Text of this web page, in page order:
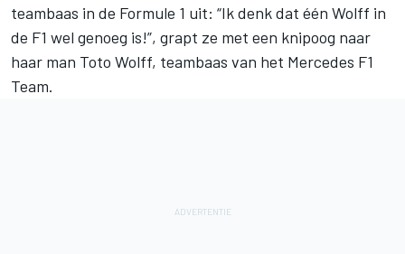
teambaas in de Formule 1 uit: “Ik denk dat één Wolff in
de F1 wel genoeg is!”, grapt ze met een knipoog naar
haar man Toto Wolff, teambaas van het Mercedes F1
Team.